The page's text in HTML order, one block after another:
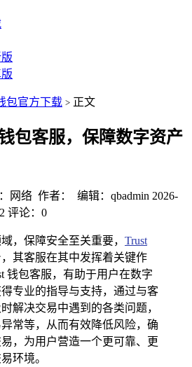
包官方下载 > 正文
包客服，保障数字资产
网络 作者： 编辑：qbadmin 2026-
评论：0
，保障安全至关重要， Trust
其客服在其中发挥着关键作
钱包客服，有助于用户在数字
专业的指导与支持，通过与客
解决交易中遇到的各类问题，
常等，从而有效降低风险，确
，为用户营造一个更可靠、更
环境。